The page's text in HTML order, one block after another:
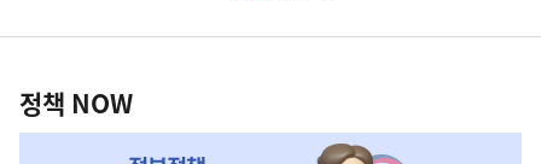
영
책
NOW,
정책 NOW